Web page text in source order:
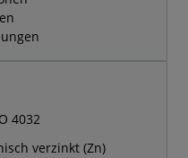
4032
verzinkt (Zn)